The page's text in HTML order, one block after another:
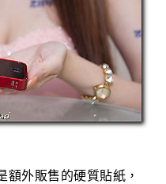
外販售的硬質貼紙，